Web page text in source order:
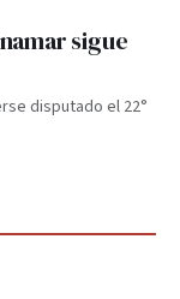
sigue
disputado el 22°